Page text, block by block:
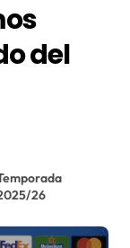
del
26